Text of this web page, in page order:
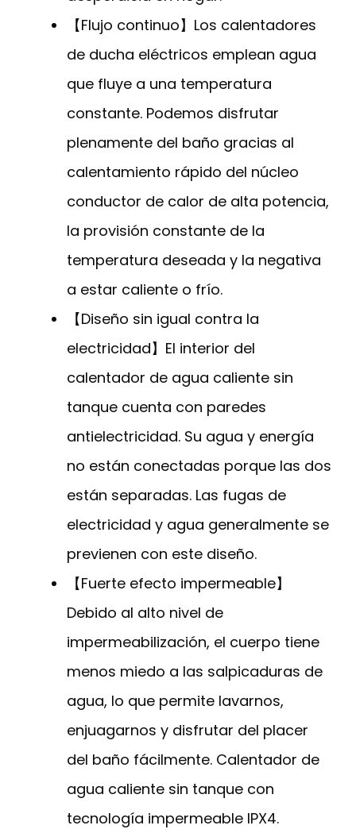
【Flujo continuo】Los calentadores
de ducha eléctricos emplean agua
que fluye a una temperatura
constante. Podemos disfrutar
plenamente del baño gracias al
calentamiento rápido del núcleo
conductor de calor de alta potencia,
la provisión constante de la
temperatura deseada y la negativa
a estar caliente o frío.
【Diseño sin igual contra la
electricidad】El interior del
calentador de agua caliente sin
tanque cuenta con paredes
antielectricidad. Su agua y energía
no están conectadas porque las dos
están separadas. Las fugas de
electricidad y agua generalmente se
previenen con este diseño.
【Fuerte efecto impermeable】
Debido al alto nivel de
impermeabilización, el cuerpo tiene
menos miedo a las salpicaduras de
agua, lo que permite lavarnos,
enjuagarnos y disfrutar del placer
del baño fácilmente. Calentador de
agua caliente sin tanque con
tecnología impermeable IPX4.